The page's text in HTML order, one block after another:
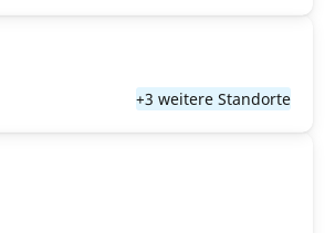
+3 weitere Standorte